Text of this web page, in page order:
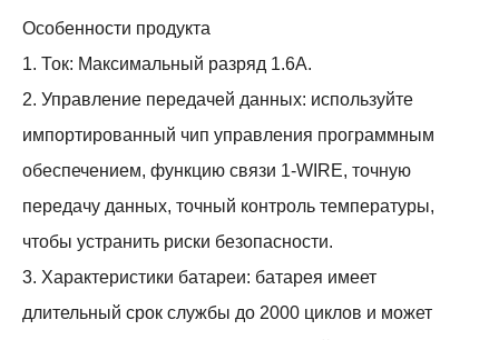
Особенности продукта
1. Ток: Максимальный разряд 1.6А.
2. Управление передачей данных: используйте
импортированный чип управления программным
обеспечением, функцию связи 1-WIRE, точную
передачу данных, точный контроль температуры,
чтобы устранить риски безопасности.
3. Характеристики батареи: батарея имеет
длительный срок службы до 2000 циклов и может